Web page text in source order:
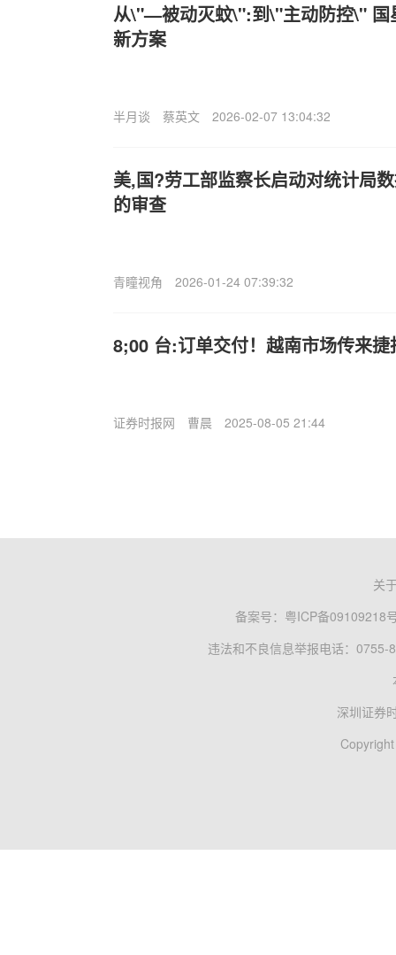
从\"—被动灭蚊\":到\"主动防控\" 国
新方案
半月谈 蔡英文 2026-02-07 13:04:32
美,国?劳工部监察长启动对统计局
的审查
青瞳视角 2026-01-24 07:39:32
8;00 台:订单交付！越南市场传来捷
证券时报网 曹晨 2025-08-05 21:44
关
备案号： 粤ICP备09109218
违法和不良信息举报电话：0755-
深圳证券